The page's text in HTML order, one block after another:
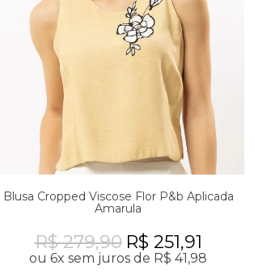
Blusa Cropped Viscose Flor P&b Aplicada
Amarula
R$ 279,90 R$ 251,91
ou 6x sem juros de R$ 41,98